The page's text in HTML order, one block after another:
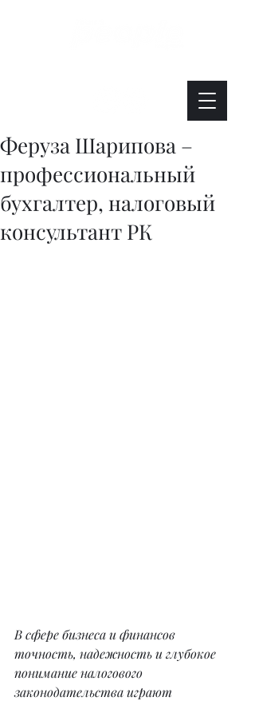
Феруза Шарипова –
профессиональный
бухгалтер, налоговый
консультант РК
В сфере бизнеса и финансов
точность, надежность и глубокое
понимание налогового
законодательства играют